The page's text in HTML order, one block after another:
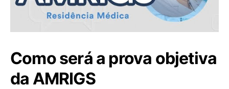
Como será a prova objetiva
da AMRIGS